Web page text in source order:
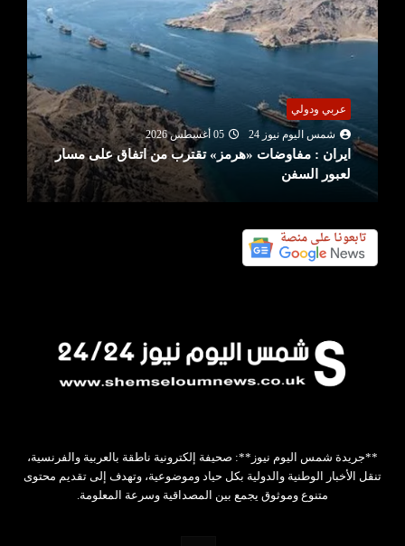
عربي ودولي
شمس اليوم نيوز 24
05 أغسطس 2026
ايران : مفاوضات «هرمز» تقترب من اتفاق على مسار
لعبور السفن
**جريدة شمس اليوم نيوز**: صحيفة إلكترونية ناطقة بالعربية والفرنسية،
تنقل الأخبار الوطنية والدولية بكل حياد وموضوعية، وتهدف إلى تقديم محتوى
متنوع وموثوق يجمع بين المصداقية وسرعة المعلومة.